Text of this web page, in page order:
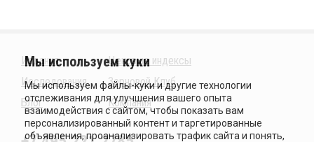
Издания
Исследования
Блог
Ценовые индексы
Зерновой Клуб
Компания